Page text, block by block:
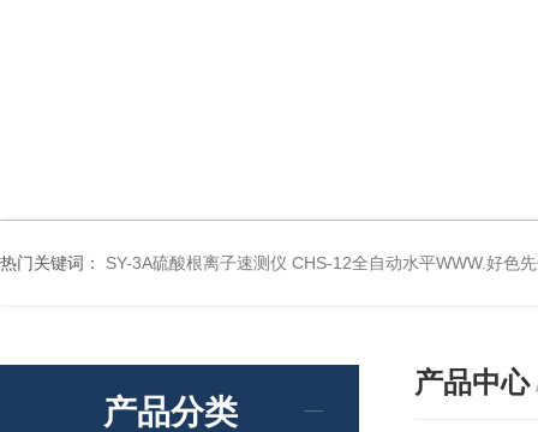
热门关键词： SY-3A硫酸根离子速测仪 CHS-12全自动水平WWW.好色
产品分类
产品中心